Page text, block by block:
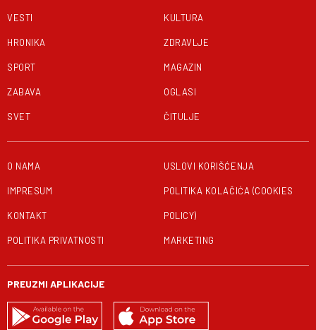
VESTI
HRONIKA
SPORT
ZABAVA
SVET
KULTURA
ZDRAVLJE
MAGAZIN
OGLASI
ČITULJE
O NAMA
IMPRESUM
KONTAKT
POLITIKA PRIVATNOSTI
USLOVI KORIŠĆENJA
POLITIKA KOLAČIĆA (COOKIES
POLICY)
MARKETING
PREUZMI APLIKACIJE